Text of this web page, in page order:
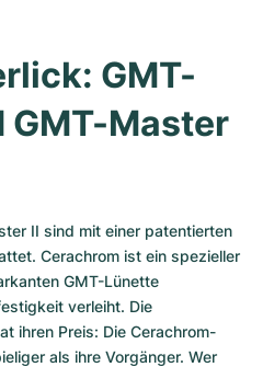
GMT-
GMT-Master
II sind mit einer patentierten
Cerachrom ist ein spezieller
GMT-Lünette
verleiht. Die
ihren Preis: Die Cerachrom-
als ihre Vorgänger. Wer